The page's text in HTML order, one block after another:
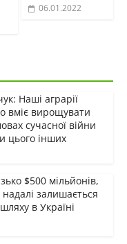
06.01.2022
Наші аграрії
вміє вирощувати
сучасної війни
цього інших
$500 мільйонів,
залишається
в Україні